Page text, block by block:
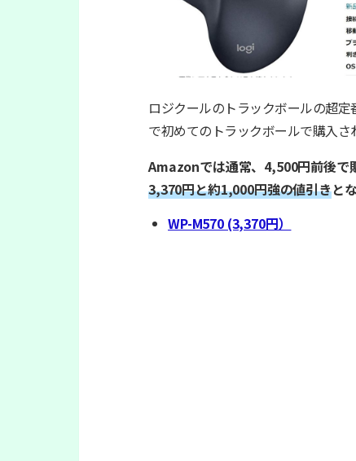
ロジクールのトラックボールの超
で初めてのトラックボールで購入さ
Amazonでは通常、4,500円前後で
3,370円と約1,000円強の値引きと
WP-M570 (3,370円）